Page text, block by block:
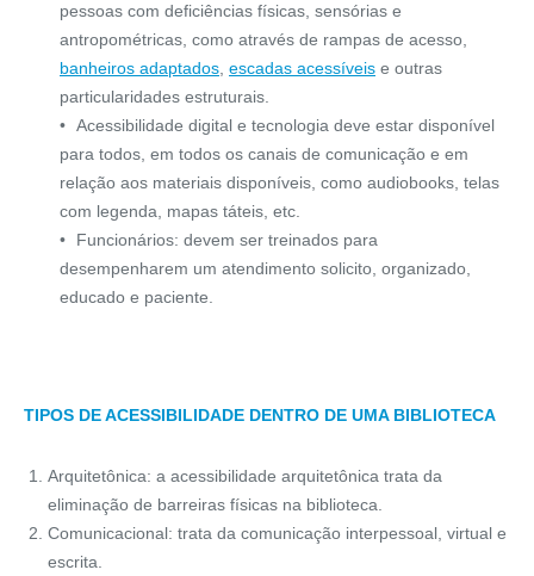
pessoas com deficiências físicas, sensórias e
antropométricas, como através de rampas de acesso,
banheiros adaptados escadas acessíveis e outras
particularidades estruturais.
Acessibilidade digital e tecnologia deve estar disponível
para todos, em todos os canais de comunicação e em
relação aos materiais disponíveis, como audiobooks, telas
com legenda, mapas táteis, etc.
Funcionários: devem ser treinados para
desempenharem um atendimento solicito, organizado,
educado e paciente.
TIPOS DE ACESSIBILIDADE DENTRO DE UMA BIBLIOTECA
Arquitetônica: a acessibilidade arquitetônica trata da
eliminação de barreiras físicas na biblioteca.
Comunicacional: trata da comunicação interpessoal, virtual e
escrita.